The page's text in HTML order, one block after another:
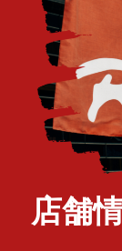
店舗